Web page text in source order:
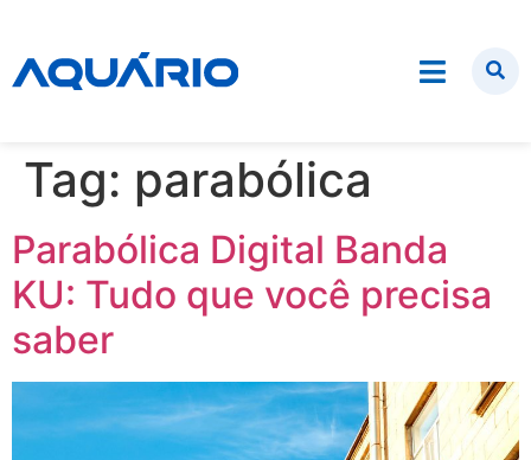
Tag: parabólica
Parabólica Digital Banda
KU: Tudo que você precisa
saber